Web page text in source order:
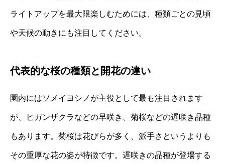
ライトアップを最大限楽しむためには、種類ごとの見頃
や天候の動きにも注目してください。
代表的な桜の種類と開花の違い
園内にはソメイヨシノが主役として最も注目されます
が、ヒガンザクラなどの早咲き、菊桜などの遅咲き品種
もあります。菊桜は花びらが多く、派手さというよりも
その重厚な花の姿が特徴です。遅咲きの品種が登場する